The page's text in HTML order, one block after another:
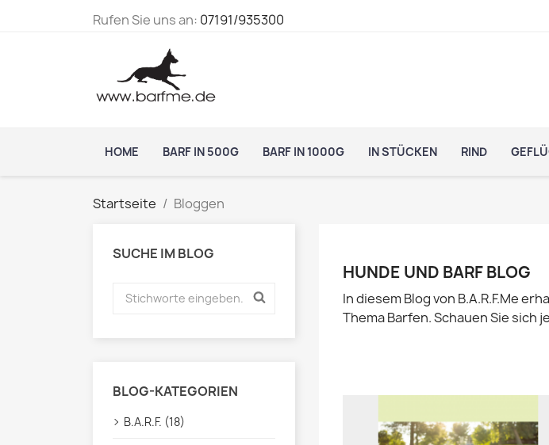
Rufen Sie uns an: 07191/935300
HOME BARF IN 500G BARF IN 1000G IN STÜCKEN RIND
Startseite Bloggen
SUCHE IM BLOG
BLOG-KATEGORIEN
B.A.R.F. (18)
HUNDE UND BARF BLOG
In diesem Blog von B.A.R.F.Me
Thema Barfen. Schauen Sie sich